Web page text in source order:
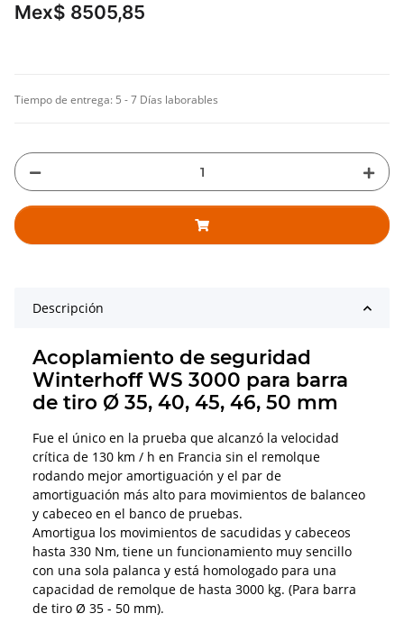
Mex$ 8505,85
Tiempo de entrega: 5 - 7 Días laborables
Descripción
Acoplamiento de seguridad
Winterhoff WS 3000 para barra
de tiro Ø 35, 40, 45, 46, 50 mm
Fue el único en la prueba que alcanzó la velocidad
crítica de 130 km / h en Francia sin el remolque
rodando mejor amortiguación y el par de
amortiguación más alto para movimientos de balanceo
y cabeceo en el banco de pruebas.
Amortigua los movimientos de sacudidas y cabeceos
hasta 330 Nm, tiene un funcionamiento muy sencillo
con una sola palanca y está homologado para una
capacidad de remolque de hasta 3000 kg. (Para barra
de tiro Ø 35 - 50 mm).